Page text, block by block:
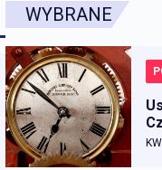
WYBRANE